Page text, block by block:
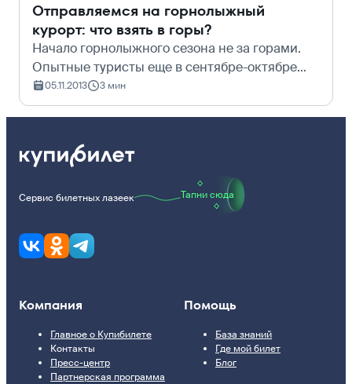
Отправляемся на горнолыжный
курорт: что взять в горы?
Начало горнолыжного сезона не за горами.
Опытные туристы еще в сентябре-октябре
забронировали гостиницу и авиабилеты, и
уже начинают готовить снаряжение.
сегодня мы…
05.11.2013 3 мин
Сервис билетных лазеек Тапни сюда
Компания
Главное о Купибилете
Контакты
Пресс-центр
Партнерская программа
Помощь
База знаний
Где мой билет
Блог